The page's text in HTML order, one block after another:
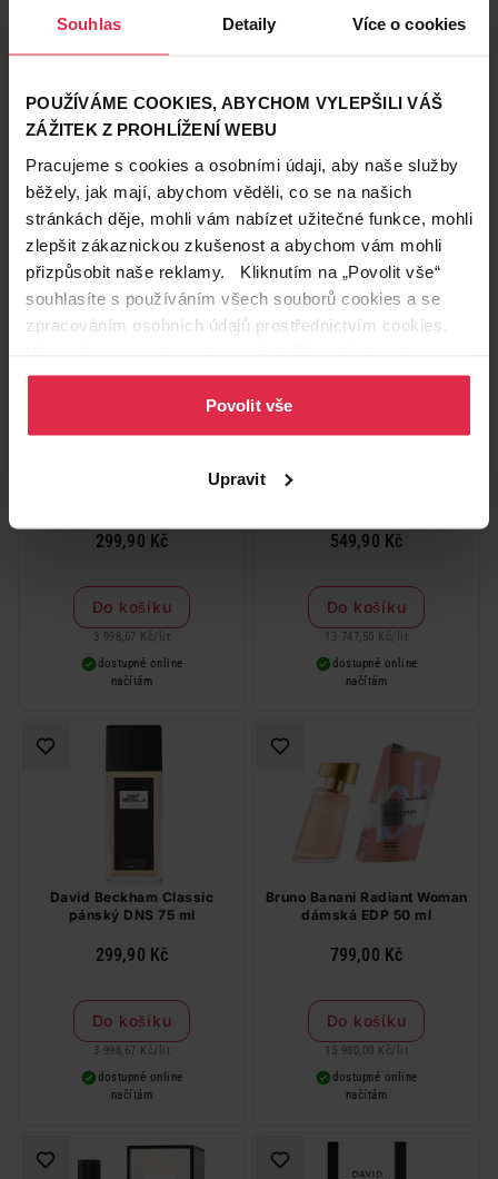
Souhlas Detaily Více o cookies
POUŽÍVÁME COOKIES, ABYCHOM VYLEPŠILI VÁŠ
ZÁŽITEK Z PROHLÍŽENÍ WEBU
Pracujeme s cookies a osobními údaji, aby naše služby
běžely, jak mají, abychom věděli, co se na našich
stránkách děje, mohli vám nabízet užitečné funkce, mohli
zlepšit zákaznickou zkušenost a abychom vám mohli
přizpůsobit naše reklamy. Kliknutím na „Povolit vše“
souhlasíte s používáním všech souborů cookies a se
zpracováním osobních údajů prostřednictvím cookies.
osobních údajů.
Povolit vše
Upravit
299,90 Kč
Do košíku
3 998,67 Kč/lit
dostupné online
načítám
Do košíku
3 998,67 Kč/lit
dostupné online
načítám
David Beckham Bold Instinct
299,90 Kč
Do košíku
3 998,67 Kč/ lit
dostupné online
načítám
David Beckham Inspired by
549,90 Kč
Do košíku
13 747,50 Kč/ lit
dostupné online
načítám
David Beckham Classic
pánský DNS 75 ml
299,90 Kč
Do košíku
3 998,67 Kč/ lit
dostupné online
načítám
Bruno Banani Radiant Woman
dámská EDP 50 ml
799,00 Kč
Do košíku
15 980,00 Kč/ lit
dostupné online
načítám